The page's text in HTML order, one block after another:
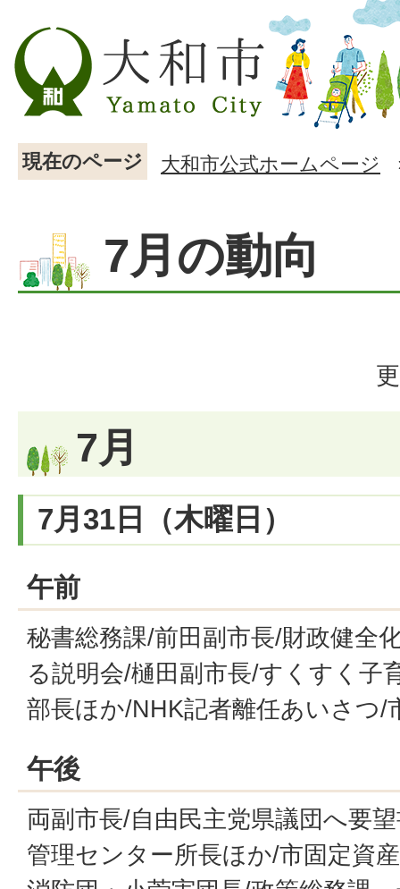
現在のページ 大和市公式ホームページ
7月の動向
7月
7月31日（木曜日）
午前
秘書総務課/前田副市長/財政健全
る説明会/樋田副市長/すくすく子
部長ほか/NHK記者離任あいさつ/
午後
両副市長/自由民主党県議団へ要
管理センター所長ほか/市固定資